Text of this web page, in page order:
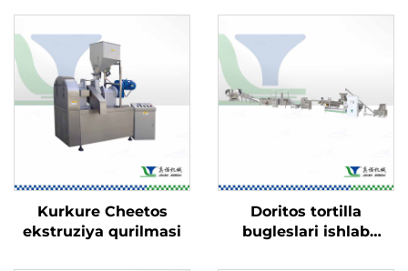
Kurkure Cheetos
ekstruziya qurilmasi
Doritos tortilla
bugleslari ishlab